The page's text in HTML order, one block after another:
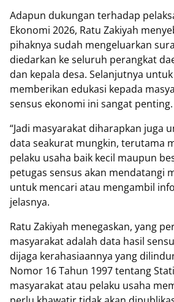
Adapun dukungan terhadap
Ekonomi 2026, Ratu Zakiyah
pihaknya sudah mengeluarkan
diedarkan ke seluruh perangkat
dan kepala desa. Selanjutnya
memberikan edukasi kepada
sensus ekonomi ini sangat penting.
“Jadi masyarakat diharapkan juga
data seakurat mungkin, terutama
pelaku usaha baik kecil maupun
petugas sensus akan mendatangi
untuk mencari atau mengambil
jelasnya.
Ratu Zakiyah menegaskan, yang
masyarakat adalah data hasil
dijaga kerahasiaannya yang
Nomor 16 Tahun 1997 tentang
masyarakat atau pelaku usaha